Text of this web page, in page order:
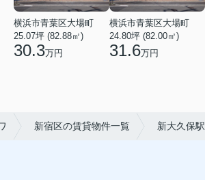
横浜市青葉区大場町
25.07坪 (82.88㎡)
30.3万円
横浜市青葉区大場町
24.80坪 (82.00㎡)
31.6万円
新宿区の賃貸物件一覧 新大久保駅